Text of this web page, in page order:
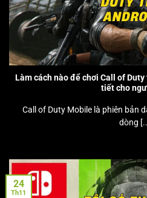
Làm cách nào để chơi Call of
tiết cho
Call of Duty Mobile là phiên bản
dòng
24
Th11